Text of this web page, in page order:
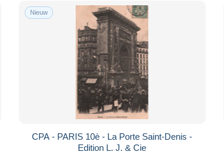
Nieuw
CPA - PARIS 10è - La Porte Saint-Denis -
Edition L. J. & Cie